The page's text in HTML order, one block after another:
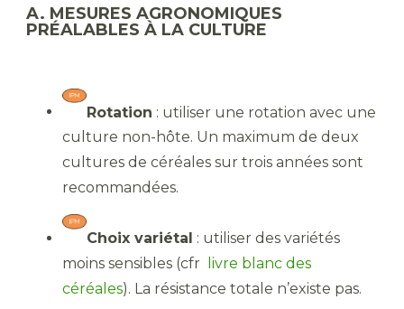
A. MESURES AGRONOMIQUES
PRÉALABLES À LA CULTURE
Rotation : utiliser une rotation avec une
culture non-hôte. Un maximum de deux
cultures de céréales sur trois années sont
recommandées.
Choix variétal : utiliser des variétés
moins sensibles (cfr
livre blanc des
céréales). La résistance totale n’existe pas.